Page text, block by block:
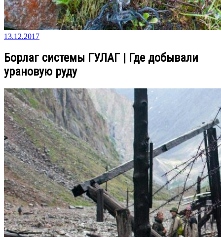
13.12.2017
Борлаг системы ГУЛАГ | Где добывали
урановую руду